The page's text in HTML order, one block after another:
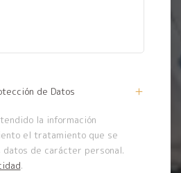
de Datos
la información
el tratamiento que se
de carácter personal.
.